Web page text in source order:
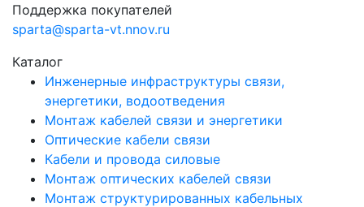
Поддержка покупателей
sparta@sparta-vt.nnov.ru
Каталог
Инженерные инфраструктуры связи,
энергетики, водоотведения
Монтаж кабелей связи и энергетики
Оптические кабели связи
Кабели и провода силовые
Монтаж оптических кабелей связи
Монтаж структурированных кабельных